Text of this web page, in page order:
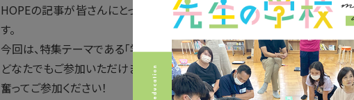
HOPEの記事が皆さんにとって少しでも深い学びのきっかけになってほ
す。
今回は、特集テーマである「学習する組織」について、皆さんと理解を深め
どなたでもご参加いただけます。
奮ってご参加ください！